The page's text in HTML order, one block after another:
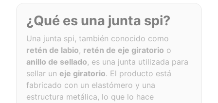
¿Qué es una junta spi?
Una junta spi, también conocido como
retén de labio, retén de eje giratorio o
anillo de sellado, es una junta utilizada para
sellar uneje giratorio. El producto está
fabricado con un elastómero y una
estructura metálica, lo que lo hace